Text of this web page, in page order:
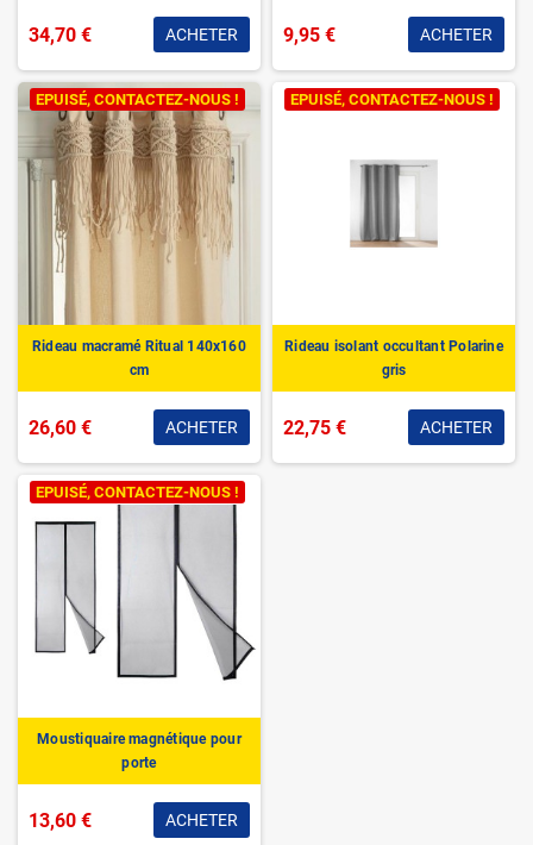
34,70 € ACHETER 9,95 € ACHETER
EPUISÉ, CONTACTEZ-NOUS !
Rideau macramé Ritual 140x160
cm
26,60 € ACHETER
EPUISÉ, CONTACTEZ-NOUS !
Rideau isolant occultant Polarine
gris
22,75 € ACHETER
EPUISÉ, CONTACTEZ-NOUS !
Moustiquaire magnétique pour
porte
13,60 € ACHETER